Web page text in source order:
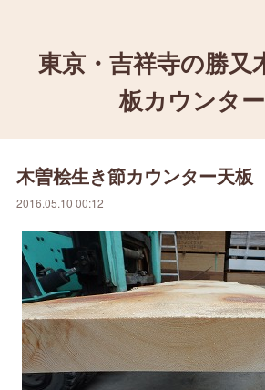
東京・吉祥寺の勝又
板カウンター
木曽桧生き節カウンター天板
2016.05.10 00:12